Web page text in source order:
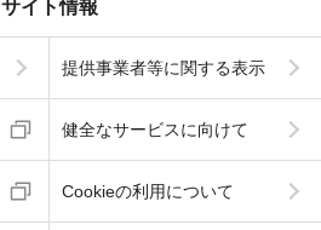
サイト情報
提供事業者等に関する表示
健全なサービスに向けて
Cookieの利用について